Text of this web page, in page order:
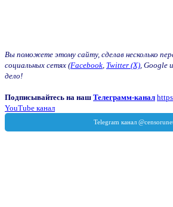
Вы поможете этому сайту, сделав несколько
социальных сетях (Facebook Twitter (X) , Google
дело!
Подписывайтесь на наш Телеграмм-канал
YouTube канал